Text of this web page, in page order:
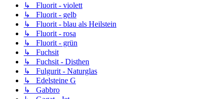
↳ Fluorit - violett
↳ Fluorit - gelb
↳ Fluorit - blau als Heilstein
↳ Fluorit - rosa
↳ Fluorit - grün
↳ Fuchsit
↳ Fuchsit - Disthen
↳ Fulgurit - Naturglas
↳ Edelsteine G
↳ Gabbro